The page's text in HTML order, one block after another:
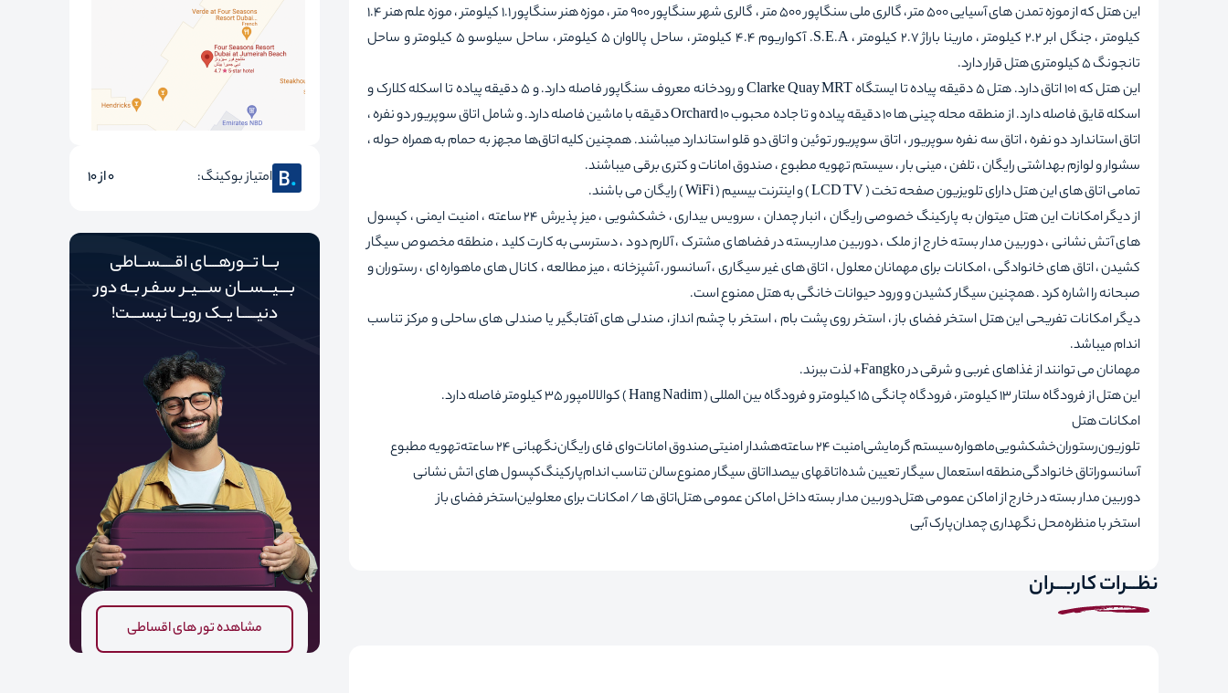
این هتل که از موزه تمدن های آسیایی 500 متر ، گالری ملی سنگاپور 500 متر ، گالری شهر سنگاپور 900 متر ، موزه هنر سنگاپور 1.1 کیلومتر ، موزه علم هنر 1.4
کیلومتر ، جنگل ابر 2.2 کیلومتر ، مارینا باراژ 2.7 کیلومتر ، S.E.A. آکواریوم 4.4 کیلومتر ، ساحل پالاوان 5 کیلومتر ، ساحل سیلوسو 5 کیلومتر و ساحل
تانجونگ 5 کیلومتری هتل قرار دارد.
این هتل که 101 اتاق دارد. هتل 5 دقیقه پیاده تا ایستگاه Clarke Quay MRT و رودخانه معروف سنگاپور فاصله دارد. و 5 دقیقه پیاده تا اسکله کلارک و
اسکله قایق فاصله دارد. از منطقه محله چینی ها 10 دقیقه پیاده و تا جاده محبوب Orchard 10 دقیقه با ماشین فاصله دارد. و شامل اتاق سوپریور دو نفره ،
اتاق استاندارد دو نفره ، اتاق سه نفره سوپریور ، اتاق سوپریور توئین و اتاق دو قلو استاندارد میباشند. همچنین کلیه اتاق‌ها مجهز به حمام به همراه حوله ،
سشوار و لوازم بهداشتی رایگان ، تلفن ، مینی بار ، سیستم تهویه مطبوع ، صندوق امانات و کتری برقی میباشند.
تمامی اتاق های این هتل دارای تلویزیون صفحه تخت ( LCD TV ) و اینترنت بیسیم ( WiFi ) رایگان می باشند.
از دیگر امکانات این هتل میتوان به پارکینگ خصوصی رایگان ، انبار چمدان ، سرویس بیداری ، خشکشویی ، میز پذیرش 24 ساعته ، امنیت ایمنی ، کپسول
های آتش نشانی ، دوربین مدار بسته خارج از ملک ، دوربین مداربسته در فضاهای مشترک ، آلارم دود ، دسترسی به کارت کلید ، منطقه مخصوص سیگار
کشیدن ، اتاق های خانوادگی ، امکانات برای مهمانان معلول ، اتاق های غیر سیگاری ، آسانسور ، آشپزخانه ، میز مطالعه ، کانال های ماهواره ای ، رستوران و
صبحانه را اشاره کرد . همچنین سیگار کشیدن و ورود حیوانات خانگی به هتل ممنوع است.
دیگر امکانات تفریحی این هتل استخر فضای باز ، استخر روی پشت بام ، استخر با چشم انداز ، صندلی های آفتابگیر یا صندلی های ساحلی و مرکز تناسب
اندام میباشد.
مهمانان می توانند از غذاهای غربی و شرقی در Fangko+ لذت ببرند.
این هتل از فرودگاه سلتار 13 کیلومتر ، فرودگاه چانگی 15 کیلومتر و فرودگاه بین المللی ( Hang Nadim ) کوالالامپور 35 کیلومتر فاصله دارد.
امکانات هتل
تلوزیونرستورانخشکشوییماهوارهسیستم گرمایشیامنیت 24 ساعته هشدار امنیتیصندوق اماناتوای فای رایگاننگهبانی 24 ساعته
تهویه مطبوع
آسانسوراتاق خانوادگیمنطقه استعمال سیگار تعیین شدهاتاقهای بیصدااتاق سیگار ممنوعسالن تناسب اندامپارکینگکپسول های اتش نشانی
دوربین مدار بسته در خارج از اماکن عمومی هتلدوربین مدار بسته داخل اماکن عمومی هتلاتاق ها / امکانات برای معلولیناستخر فضای باز
استخر با منظرهمحل نگهداری چمدانپارک آبی
نظـــرات کاربـــران
امتیاز بوکینگ: 0 از 10
بـــا تـــورهــــای اقـــــســـاطی
بــــیـــســـان ســــیــر سـفـر بــه دور‌‌‌‌
دنیـــــ‌‌ـا یــک رویـــا نیســــت!
مشاهده تور های اقساطی